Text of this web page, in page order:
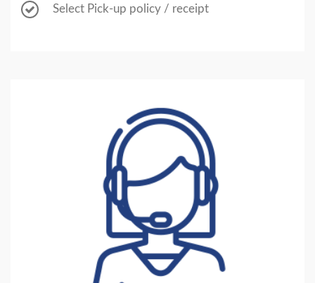
Select Pick-up policy / receipt